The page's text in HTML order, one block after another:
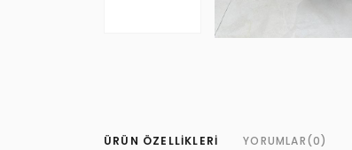
ÜRÜN ÖZELLIKLERI YORUMLAR(0)